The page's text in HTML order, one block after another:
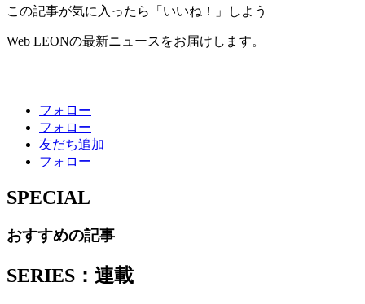
この記事が気に入ったら「いいね！」しよう
Web LEONの最新ニュースをお届けします。
フォロー
フォロー
友だち追加
フォロー
SPECIAL
おすすめの記事
SERIES：連載